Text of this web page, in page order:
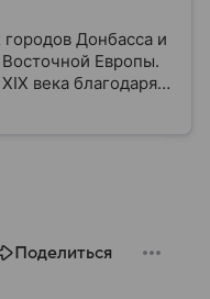
Донбасса и
Европы.
века благодаря
а
Поделиться